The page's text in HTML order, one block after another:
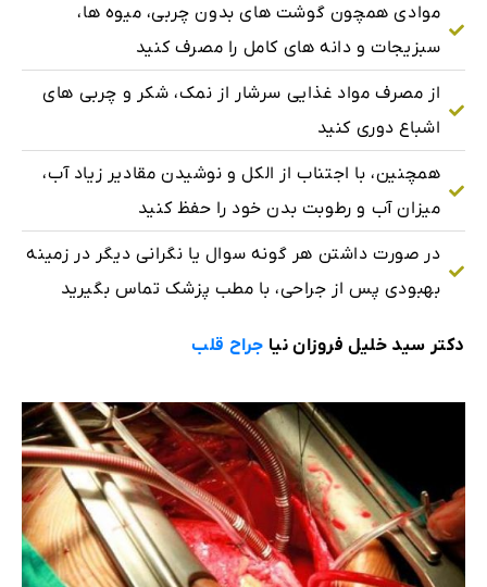
موادی همچون گوشت های بدون چربی، میوه ها،
سبزیجات و دانه های کامل را مصرف کنید
از مصرف مواد غذایی سرشار از نمک، شکر و چربی های
اشباع دوری کنید
همچنین، با اجتناب از الکل و نوشیدن مقادیر زیاد آب،
میزان آب و رطوبت بدن خود را حفظ کنید
در صورت داشتن هر گونه سوال یا نگرانی دیگر در زمینه
بهبودی پس از جراحی، با مطب پزشک تماس بگیرید
دکتر سید خلیل فروزان ‌نیا جراح قلب